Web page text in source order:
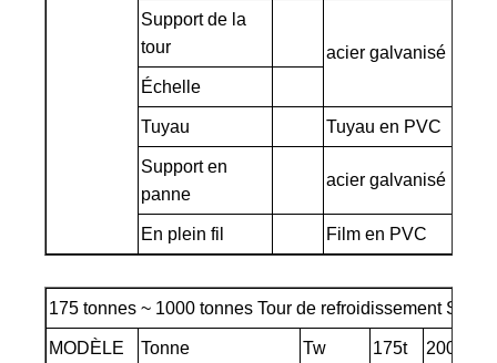
Support de la
tour
acier galvanisé
Échelle
Tuyau Tuyau en PVC
Support en
panne
acier galvanisé
En plein fil Film en PVC
175 tonnes ~ 1000 tonnes Tour de refroidissement
MODÈLE Tonne Tw 175t 200t